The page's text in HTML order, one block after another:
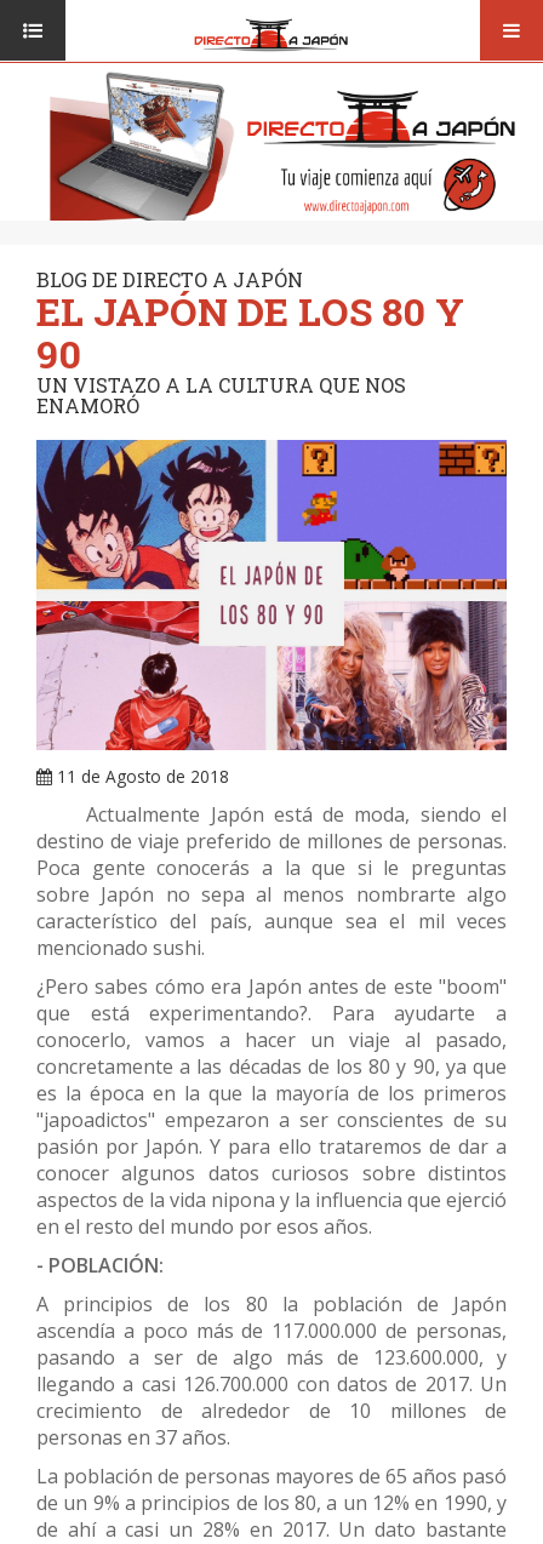
CONSEJOS
DESTINOS
RESTAURANTES
ISI JAPANESE LANGUAGE SCHOOL
BLOG DE DIRECTO A JAPÓN
EL JAPÓN DE LOS 80 Y
90
UN VISTAZO A LA CULTURA QUE NOS
ENAMORÓ
11 de Agosto de 2018
Actualmente Japón está de moda, siendo el
destino de viaje preferido de millones de personas.
Poca gente conocerás a la que si le preguntas
sobre Japón no sepa al menos nombrarte algo
característico del país, aunque sea el mil veces
mencionado sushi.
¿Pero sabes cómo era Japón antes de este "boom"
que está experimentando?. Para ayudarte a
conocerlo, vamos a hacer un viaje al pasado,
concretamente a las décadas de los 80 y 90, ya que
es la época en la que la mayoría de los primeros
"japoadictos" empezaron a ser conscientes de su
pasión por Japón. Y para ello trataremos de dar a
conocer algunos datos curiosos sobre distintos
aspectos de la vida nipona y la influencia que ejerció
en el resto del mundo por esos años.
- POBLACIÓN:
A principios de los 80 la población de Japón
ascendía a poco más de 117.000.000 de personas,
pasando a ser de algo más de 123.600.000, y
llegando a casi 126.700.000 con datos de 2017. Un
crecimiento de alrededor de 10 millones de
personas en 37 años.
La población de personas mayores de 65 años pasó
de un 9% a principios de los 80, a un 12% en 1990, y
de ahí a casi un 28% en 2017. Un dato bastante
VIAJAR A JAPÓN
VUELOS
TRANSPORTE
DESTINOS
RUTAS / MAPAS
CULTURA
RESTAURANTES
SEGUROS
ARRAY